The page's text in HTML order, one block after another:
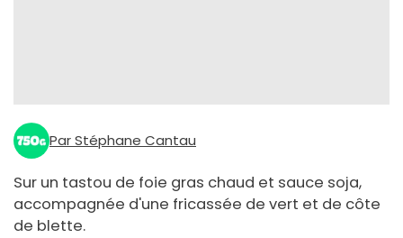
Par Stéphane Cantau
Sur un tastou de foie gras chaud et sauce soja,
accompagnée d'une fricassée de vert et de côte
de blette.